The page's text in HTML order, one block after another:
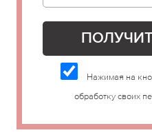
Нажимая на
обработку своих